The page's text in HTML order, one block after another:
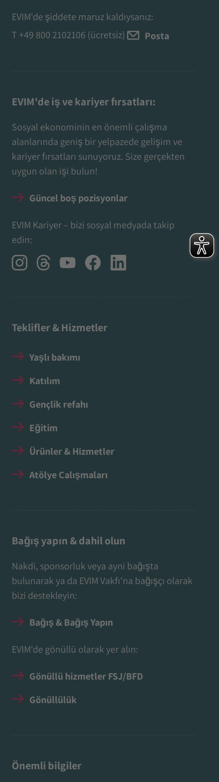
EVIM'de şiddete maruz kaldıysanız:
T +49 800 2102106 (ücretsiz) Posta
EVIM'de iş ve kariyer fırsatları:
Sosyal ekonominin en önemli çalışma
alanlarında geniş bir yelpazede gelişim ve
kariyer fırsatları sunuyoruz. Size gerçekten
uygun olan işi bulun!
Güncel boş pozisyonlar
EVIM Kariyer – bizi sosyal medyada takip
edin:
Teklifler & Hizmetler
Yaşlı bakımı
Katılım
Gençlik refahı
Eğitim
Ürünler & Hizmetler
Atölye Çalışmaları
Bağış yapın & dahil olun
Nakdi, sponsorluk veya ayni bağışta
bulunarak ya da EVIM Vakfı'na bağışçı olarak
bizi destekleyin:
Bağış & Bağış Yapın
EVIM'de gönüllü olarak yer alın:
Gönüllü hizmetler FSJ/BFD
Gönüllülük
Önemli bilgiler